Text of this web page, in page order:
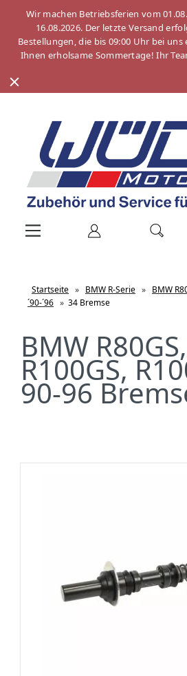
Wir machen Betriebsferien vom
16.08.2026. Der letzte Versand
Bestellungen, die bis 09:00 Uhr bei
Ihnen erholsame Sommertage! Ihr
Startseite » BMW R-Serie » BMW
´90-´96 » 34 Bremse
BMW R80GS,
R100GS,
90-96